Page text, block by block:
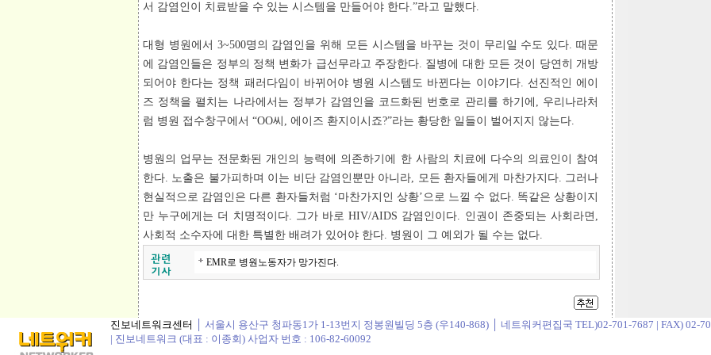
서 감염인이 치료받을 수 있는 시스템을 만들어야 한다.”라고 말했다.
대형 병원에서 3~500명의 감염인을 위해 모든 시스템을 바꾸는 것이 무리일 수도 있다. 때문
에 감염인들은 정부의 정책 변화가 급선무라고 주장한다. 질병에 대한 모든 것이 당연히 개방
되어야 한다는 정책 패러다임이 바뀌어야 병원 시스템도 바뀐다는 이야기다. 선진적인 에이
즈 정책을 펼치는 나라에서는 정부가 감염인을 코드화된 번호로 관리를 하기에, 우리나라처
럼 병원 접수창구에서 “OO씨, 에이즈 환지이시죠?”라는 황당한 일들이 벌어지지 않는다.
병원의 업무는 전문화된 개인의 능력에 의존하기에 한 사람의 치료에 다수의 의료인이 참여
한다. 노출은 불가피하며 이는 비단 감염인뿐만 아니라, 모든 환자들에게 마찬가지다. 그러나
현실적으로 감염인은 다른 환자들처럼 ‘마찬가지인 상황’으로 느낄 수 없다. 똑같은 상황이지
만 누구에게는 더 치명적이다. 그가 바로 HIV/AIDS 감염인이다. 인권이 존중되는 사회라면,
사회적 소수자에 대한 특별한 배려가 있어야 한다. 병원이 그 예외가 될 수는 없다.
EMR로 병원노동자가 망가진다.
진보네트워크센터
│ 서울시 용산구 청파동1가 1-13번지 정봉원빌딩 5층 (우140-868) │ 네트워커편집국 TEL)02-701-7687 | FAX) 02-
| 진보네트워크 (대표 : 이종회) 사업자 번호 : 106-82-60092